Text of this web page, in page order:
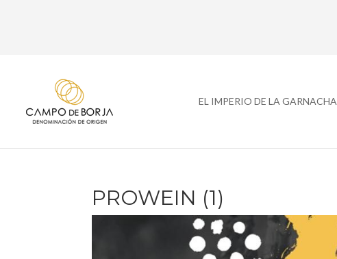
EL IMPERIO DE LA GARNACHA
PROWEIN (1)